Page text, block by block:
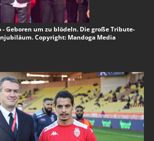
- Geboren um zu blödeln. Die große Tribute-
Copyright: Mandoga Media